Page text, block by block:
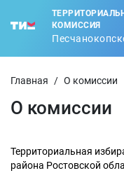
КОМИССИЯ
Главная / О комиссии
О комиссии
Территориальная
района Ростовской